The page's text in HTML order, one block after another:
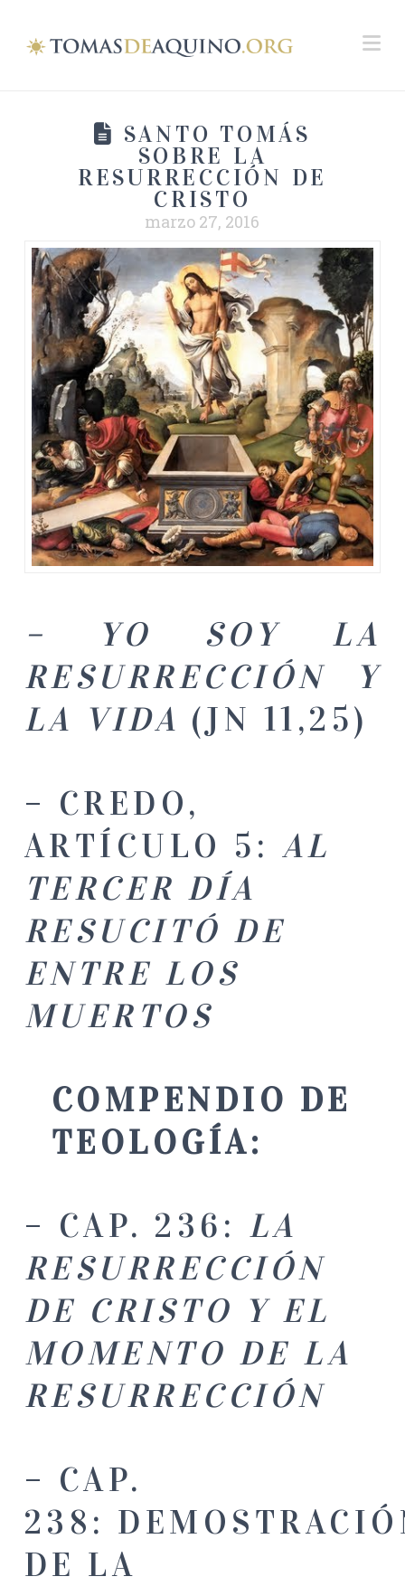
SANTO TOMÁS
SOBRE LA
RESURRECCIÓN DE
CRISTO
marzo 27, 2016
– YO SOY LA
RESURRECCIÓN Y
LA VIDA (JN 11,25)
– CREDO,
ARTÍCULO 5: AL
TERCER DÍA
RESUCITÓ DE
ENTRE LOS
MUERTOS
COMPENDIO DE
TEOLOGÍA:
– CAP. 236: LA
RESURRECCIÓN
DE CRISTO Y EL
MOMENTO DE LA
RESURRECCIÓN
– CAP.
238:
DE LA